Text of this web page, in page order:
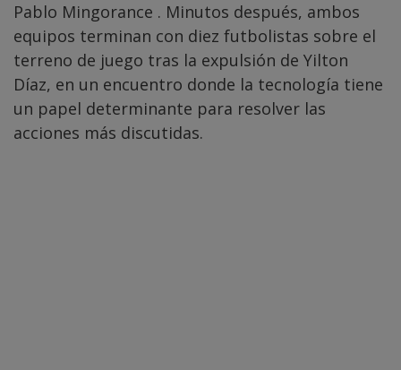
Pablo Mingorance . Minutos después, ambos
equipos terminan con diez futbolistas sobre el
terreno de juego tras la expulsión de Yilton
Díaz, en un encuentro donde la tecnología tiene
un papel determinante para resolver las
acciones más discutidas.